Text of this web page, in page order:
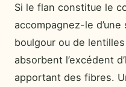
Si le flan constitue le
accompagnez-le d’une
boulgour ou de
absorbent l’excédent
apportant des fibres.